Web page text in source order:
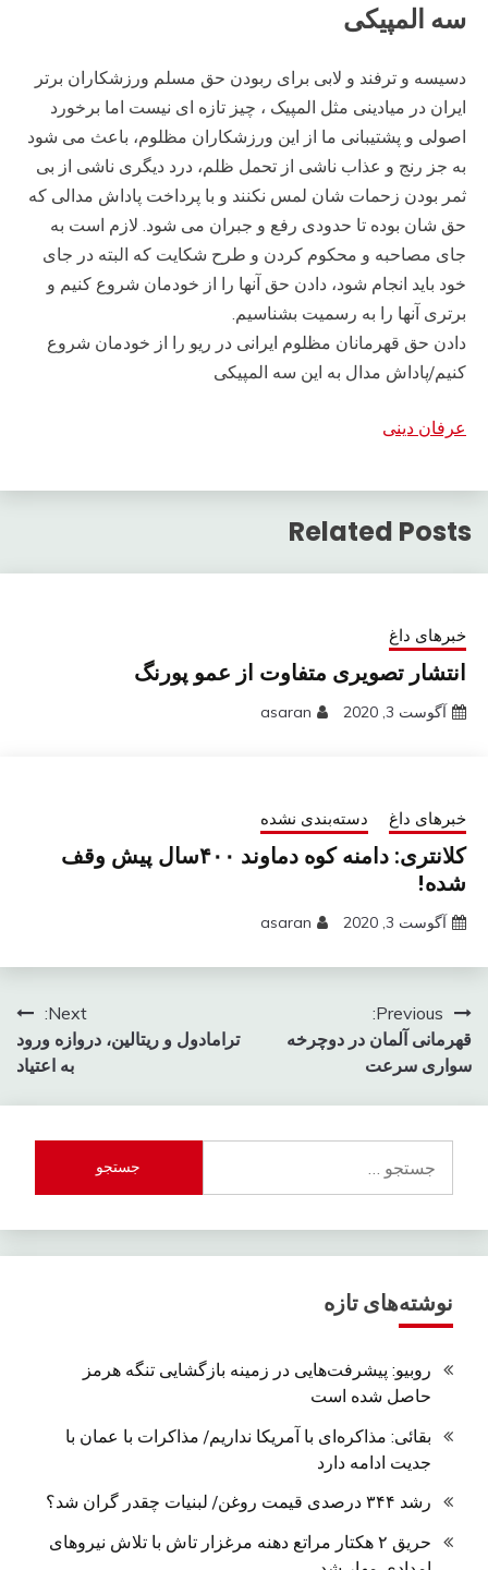
سه المپیکی
دسیسه و ترفند و لابی برای ربودن حق مسلم ورزشکاران برتر
ایران در میادینی مثل المپیک ، چیز تازه ای نیست اما برخورد
اصولی و پشتیبانی ما از این ورزشکاران مظلوم، باعث می شود
به جز رنج و عذاب ناشی از تحمل ظلم، درد دیگری ناشی از بی
ثمر بودن زحمات شان لمس نکنند و با پرداخت پاداش مدالی که
حق شان بوده تا حدودی رفع و جبران می شود. لازم است به
جای مصاحبه و محکوم کردن و طرح شکایت که البته در جای
خود باید انجام شود، دادن حق آنها را از خودمان شروع کنیم و
برتری آنها را به رسمیت بشناسیم.
دادن حق قهرمانان مظلوم ایرانی در ریو را از خودمان شروع
کنیم/پاداش مدال به این سه المپیکی
عرفان دینی
Related Posts
خبرهای داغ
انتشار تصویری متفاوت از عمو پورنگ
آگوست 3, 2020 asaran
خبرهای داغ دسته‌بندی نشده
کلانتری: دامنه کوه دماوند ۴۰۰سال پیش وقف
شده!
آگوست 3, 2020 asaran
راهبری
نوشته
Previous:
قهرمانی آلمان در دوچرخه
سواری سرعت
Next:
ترامادول و ریتالین، دروازه ورود
به اعتیاد
برای:
نوشته‌های تازه
روبیو: پیشرفت‌هایی در زمینه بازگشایی تنگه هرمز
حاصل شده است
بقائی: مذاکره‌ای با آمریکا نداریم/ مذاکرات با عمان با
جدیت ادامه دارد
رشد ۳۴۴ درصدی قیمت روغن/ لبنیات چقدر گران شد؟
حریق ۲ هکتار مراتع دهنه مرغزار تاش با تلاش نیروهای